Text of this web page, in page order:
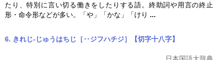
たり、特別に言い切る働きをしたりする語。終助詞や用言の終止
形・命令形などが多い。「や」「かな」「けり ...
6. きれじ‐じゅうはちじ［‥ジフハチジ］【切字十八字】